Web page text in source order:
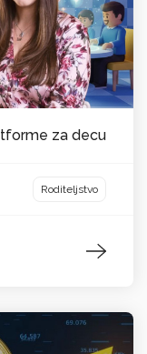
za decu
Roditeljstvo